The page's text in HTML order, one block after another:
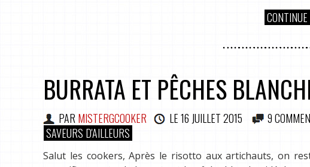
BURRATA ET PÊCHES
PAR MISTERGCOOKER LE16 JUILLET 2015 9
SAVEURS D'AILLEURS
Salut les cookers, Après le risotto aux artichauts, on